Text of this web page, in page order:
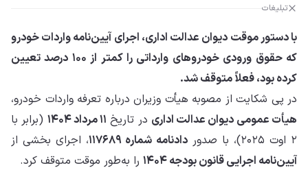
تبلیغات
با دستور موقت دیوان عدالت اداری، اجرای آیین‌نامه واردات خودرو
که حقوق ورودی خودروهای وارداتی را کمتر از ۱۰۰ درصد تعیین
کرده بود، فعلاً متوقف شد.
در پی شکایت از مصوبه هیأت وزیران درباره تعرفه واردات خودرو،
هیأت عمومی دیوان عدالت اداری در تاریخ ۱۱ مرداد ۱۴۰۴
(برابر با
۲ اوت ۲۰۲۵)، با صدور
دادنامه شماره ۱۱۷۶۸۹
، اجرای بخشی از
آیین‌نامه اجرایی قانون بودجه ۱۴۰۴
را به‌طور موقت متوقف کرد.